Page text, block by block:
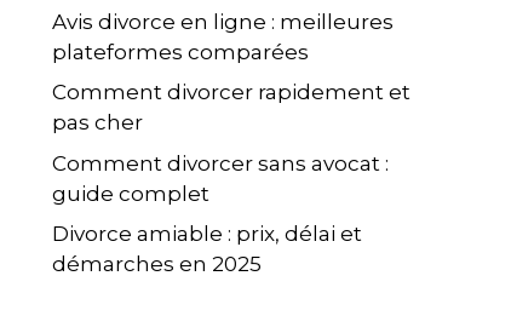
Avis divorce en ligne : meilleures
plateformes comparées
Comment divorcer rapidement et
pas cher
Comment divorcer sans avocat :
guide complet
Divorce amiable : prix, délai et
démarches en 2025